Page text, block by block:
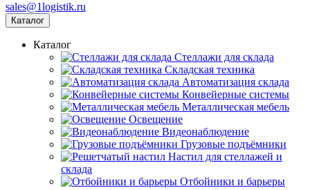
sales@1logistik.ru
Каталог
Каталог
Cтеллажи для склада
Складская техника
Автоматизация склада
Конвейерные системы
Металлическая мебель
Освещение
Видеонаблюдение
Грузовые подъёмники
Настил для стеллажей и
склада
Отбойники и барьеры